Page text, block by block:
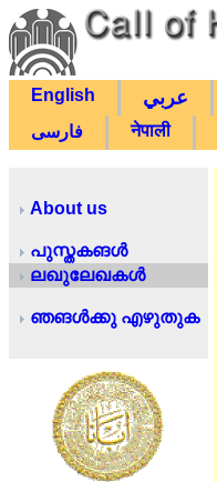
English عربي
فارسی
नेपाली
About us
പുസ്തകങൾ
ലഖുലേഖകൾ
ഞങൾക്കു എഴുതുക